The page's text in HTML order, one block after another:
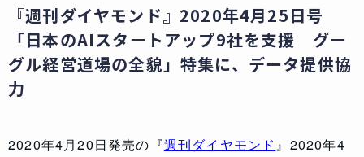
『週刊ダイヤモンド』2020年4月25日号
「日本のAIスタートアップ9社を支援 グー
グル経営道場の全貌」特集に、データ提供協
力
2020年4月20日発売の『週刊ダイヤモンド 』2020年4